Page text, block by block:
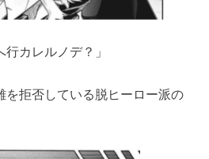
カレルノデ？」
を拒否している脱ヒーロー派の